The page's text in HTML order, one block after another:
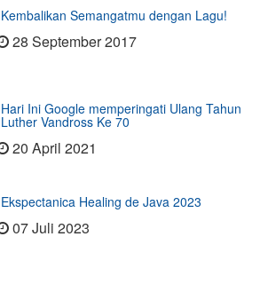
Kembalikan Semangatmu dengan Lagu!
28 September 2017
Hari Ini Google memperingati Ulang Tahun
Luther Vandross Ke 70
20 April 2021
Ekspectanica Healing de Java 2023
07 Juli 2023